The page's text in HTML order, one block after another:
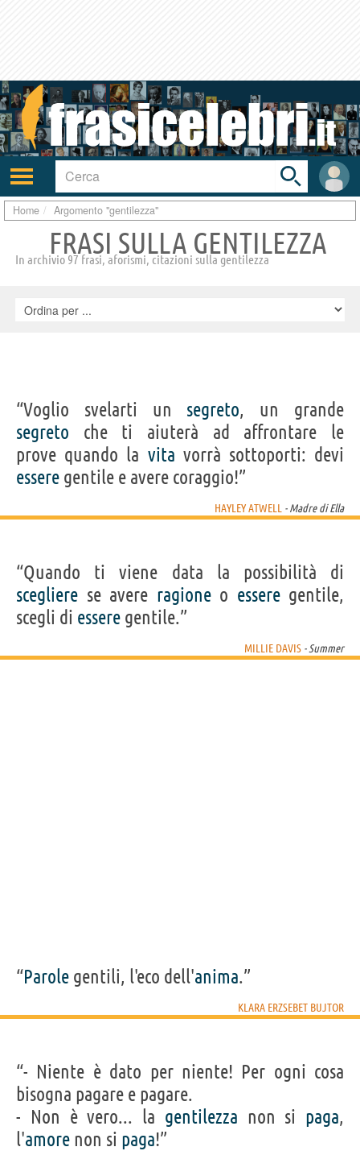
Attiva/disattiva
navigazione
User
area
Toggle
search
bar
Home Argomento "gentilezza"
FRASI SULLA GENTILEZZA
In archivio 97 frasi, aforismi, citazioni sulla gentilezza
“Voglio svelarti un segreto, un grande
segreto che ti aiuterà ad affrontare le
prove quando la vita vorrà sottoporti: devi
essere gentile e avere coraggio!”
HAYLEY ATWELL - Madre di Ella
“Quando ti viene data la possibilità di
scegliere se avere ragioneo esseregentile,
scegli di essere gentile.”
MILLIE DAVIS - Summer
“Parole gentili, l'eco dell'anima.”
KLARA ERZSEBET BUJTOR
“- Niente è dato per niente! Per ogni cosa
bisogna pagare e pagare.
- Non è vero... la gentilezza non si paga,
l'amore non si paga!”